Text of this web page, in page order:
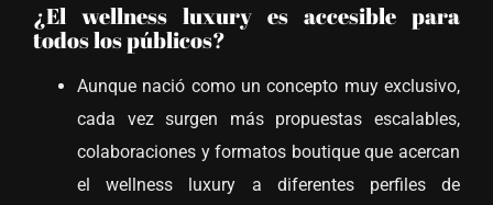
¿El wellness luxury es accesible para
todos los públicos?
Aunque nació como un concepto muy exclusivo,
cada vez surgen más propuestas escalables,
colaboraciones y formatos boutique que acercan
el wellness luxury a diferentes perfiles de